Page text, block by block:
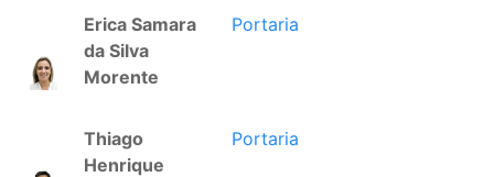
Erica Samara
da Silva
Morente
Portaria
Thiago
Henrique
Portaria